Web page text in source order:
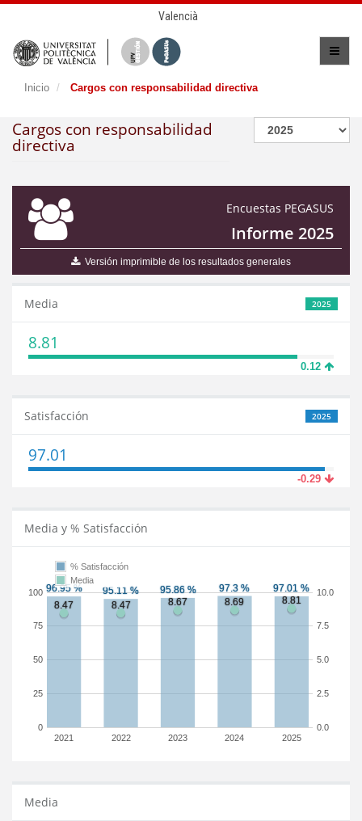
Valencià
Inicio Cargos con responsabilidad directiva
Cargos con responsabilidad
directiva
Encuestas PEGASUS
Informe 2025
Versión imprimible de los resultados generales
2025
Media
8.81
0.12
2025
Satisfacción
97.01
-0.29
Media y % Satisfacción
2021 2022 2023 2024 2025
0
25
50
75
100
0.0
2.5
5.0
7.5
10.0
% Satisfacción
Media
Media